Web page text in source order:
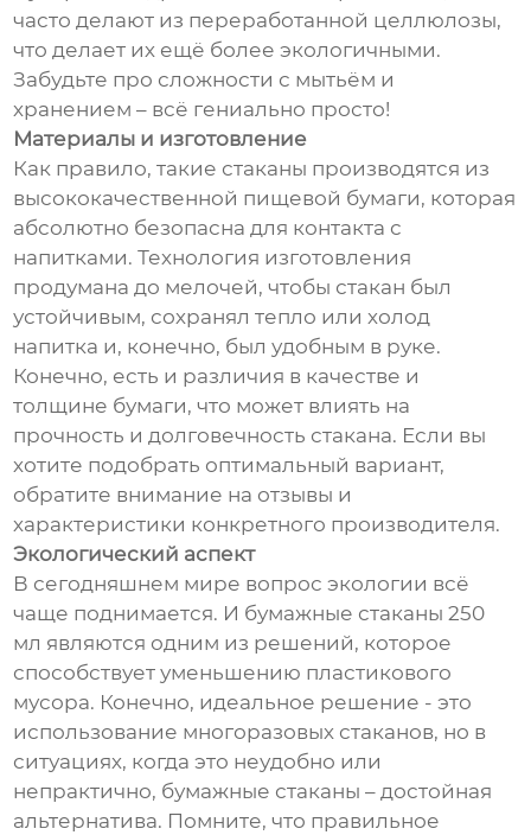
часто делают из переработанной целлюлозы,
что делает их ещё более экологичными.
Забудьте про сложности с мытьём и
хранением – всё гениально просто!
Материалы и изготовление
Как правило, такие стаканы производятся из
высококачественной пищевой бумаги, которая
абсолютно безопасна для контакта с
напитками. Технология изготовления
продумана до мелочей, чтобы стакан был
устойчивым, сохранял тепло или холод
напитка и, конечно, был удобным в руке.
Конечно, есть и различия в качестве и
толщине бумаги, что может влиять на
прочность и долговечность стакана. Если вы
хотите подобрать оптимальный вариант,
обратите внимание на отзывы и
характеристики конкретного производителя.
Экологический аспект
В сегодняшнем мире вопрос экологии всё
чаще поднимается. И бумажные стаканы 250
мл являются одним из решений, которое
способствует уменьшению пластикового
мусора. Конечно, идеальное решение - это
использование многоразовых стаканов, но в
ситуациях, когда это неудобно или
непрактично, бумажные стаканы – достойная
альтернатива. Помните, что правильное